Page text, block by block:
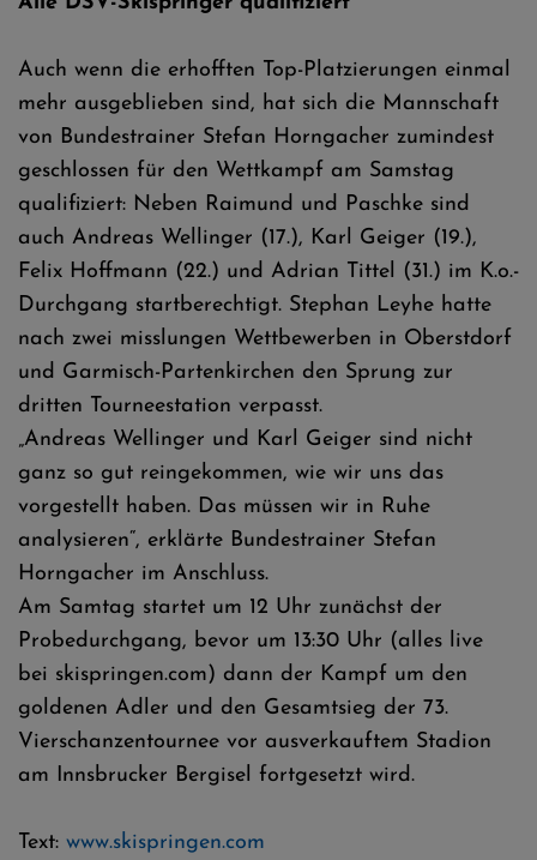
Auch wenn die erhofften Top-Platzierungen einmal
mehr ausgeblieben sind, hat sich die Mannschaft
von Bundestrainer Stefan Horngacher zumindest
geschlossen für den Wettkampf am Samstag
qualifiziert: Neben Raimund und Paschke sind
auch Andreas Wellinger (17.), Karl Geiger (19.),
Felix Hoffmann (22.) und Adrian Tittel (31.) im K.o.-
Durchgang startberechtigt. Stephan Leyhe hatte
nach zwei misslungen Wettbewerben in Oberstdorf
und Garmisch-Partenkirchen den Sprung zur
dritten Tourneestation verpasst.
„Andreas Wellinger und Karl Geiger sind nicht
ganz so gut reingekommen, wie wir uns das
vorgestellt haben. Das müssen wir in Ruhe
analysieren“, erklärte Bundestrainer Stefan
Horngacher im Anschluss.
Am Samtag startet um 12 Uhr zunächst der
Probedurchgang, bevor um 13:30 Uhr (alles live
bei skispringen.com) dann der Kampf um den
goldenen Adler und den Gesamtsieg der 73.
Vierschanzentournee vor ausverkauftem Stadion
am Innsbrucker Bergisel fortgesetzt wird.
Text: www.skispringen.com